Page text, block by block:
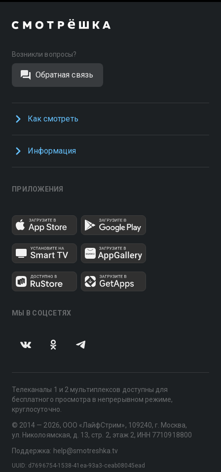
Возникли вопросы?
Обратная связь
Как смотреть
Информация
ПРИЛОЖЕНИЯ
МЫ В СОЦСЕТЯХ
Телеканалы 1 и 2 мультиплексов доступны для
бесплатного просмотра в непрерывном режиме,
круглосуточно.
© 2014 — 2026, ООО «ЛайфСтрим», 109240, г. Москва,
ул. Николоямская, д. 13, стр. 2, этаж 2, ИНН 7710918800
Поддержка: help@smotreshka.tv
UUID: d7696754-1538-41ea-93a3-ceab08045ead